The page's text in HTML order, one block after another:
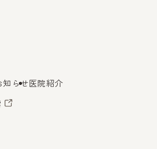
知らせ医院紹介